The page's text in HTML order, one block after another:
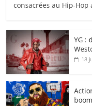
consacrées au Hip-Hop
YG :
18